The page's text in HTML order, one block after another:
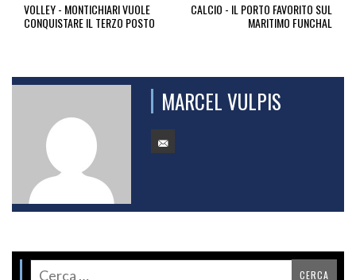
VOLLEY - MONTICHIARI VUOLE
CONQUISTARE IL TERZO POSTO
CALCIO - IL PORTO FAVORITO SUL
MARITIMO FUNCHAL
MARCEL VULPIS